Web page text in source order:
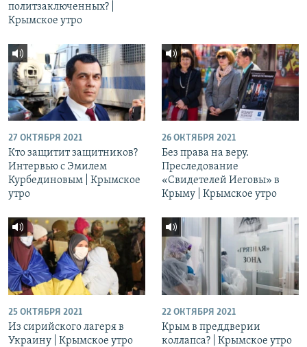
политзаключенных? |
Крымское утро
27 ОКТЯБРЯ 2021
Кто защитит защитников?
Интервью с Эмилем
Курбединовым | Крымское
утро
26 ОКТЯБРЯ 2021
Без права на веру.
Преследование
«Свидетелей Иеговы» в
Крыму | Крымское утро
25 ОКТЯБРЯ 2021
Из сирийского лагеря в
Украину | Крымское утро
22 ОКТЯБРЯ 2021
Крым в преддверии
коллапса? | Крымское утро